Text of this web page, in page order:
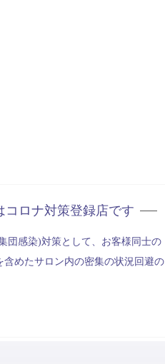
コロナ対策登録店です
団感染)対策として、お客様同士の
めたサロン内の密集の状況回避の